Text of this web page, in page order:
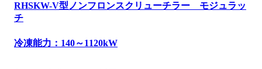
RHSKW-V型ノンフロンスクリューチラー モジュラッ
チ
冷凍能力：140～1120kW